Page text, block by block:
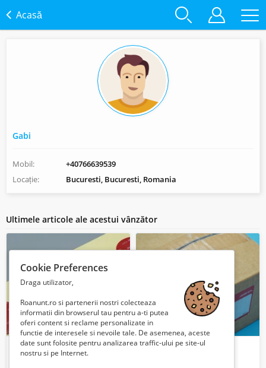
Acasă
Gabi
Mobil:
+40766639539
Locație:
Bucuresti, Bucuresti, Romania
Ultimele articole ale acestui vânzător
pad dublu adeziv HONDA 42200-T1G-E01
Cookie Preferences
Draga utilizator,
Roanunt.ro si partenerii nostri colecteaza
informatii din browserul tau pentru a-ti putea
oferi content si reclame personalizate in
functie de interesele si nevoile tale. De asemenea, aceste
date sunt folosite pentru analizarea traffic-ului pe site-ul
nostru si pe Internet.